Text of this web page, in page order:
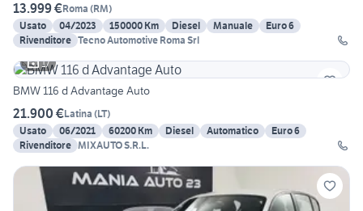
13.999 €Roma (RM)
Usato
04/2023 150000 Km Diesel Manuale
Euro 6
Rivenditore Tecno Automotive Roma Srl
17
BMW 116 d Advantage Auto
21.900 €Latina (LT)
Usato
06/2021 60200 Km Diesel Automatico
Euro 6
Rivenditore MIXAUTO S.R.L.